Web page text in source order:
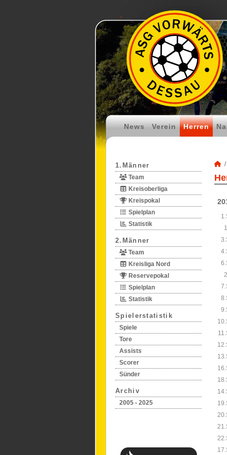
News Verein Herren
1.Männer
Team
Kreisoberliga
Kreispokal
Spielplan
Statistik
2.Männer
Team
Kreisliga Nord
Reservepokal
Spielplan
Statistik
Spielerstatistik
Spiele
Tore
Assists
Scorer
Sünder
Archiv
2005 - 2025